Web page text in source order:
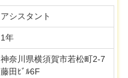
アシスタント
1年
神奈川県横須賀市若松町2-7
藤田ﾋﾞﾙ6F